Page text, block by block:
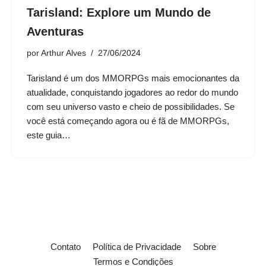
Tarisland: Explore um Mundo de
Aventuras
por Arthur Alves 27/06/2024
Tarisland é um dos MMORPGs mais emocionantes da
atualidade, conquistando jogadores ao redor do mundo
com seu universo vasto e cheio de possibilidades. Se
você está começando agora ou é fã de MMORPGs,
este guia…
Contato Política de Privacidade
Sobre
Termos e Condições